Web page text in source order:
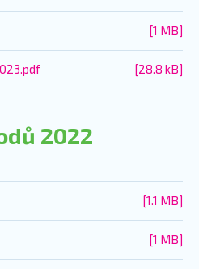
[1 MB]
[28.8 kB]
2022
[1.1 MB]
[1 MB]